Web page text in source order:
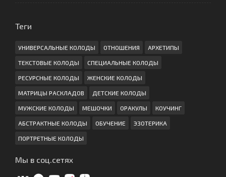
Теги
УНИВЕРСАЛЬНЫЕ КОЛОДЫ ОТНОШЕНИЯ АРХЕТИПЫ
ТЕКСТОВЫЕ КОЛОДЫ СПЕЦИАЛЬНЫЕ КОЛОДЫ
РЕСУРСНЫЕ КОЛОДЫ ЖЕНСКИЕ КОЛОДЫ
МАТРИЦЫ РАСКЛАДОВ ДЕТСКИЕ КОЛОДЫ
МУЖСКИЕ КОЛОДЫ МЕШОЧКИ ОРАКУЛЫ КОУЧИНГ
АБСТРАКТНЫЕ КОЛОДЫ ОБУЧЕНИЕ ЭЗОТЕРИКА
ПОРТРЕТНЫЕ КОЛОДЫ
Мы в соц.сетях